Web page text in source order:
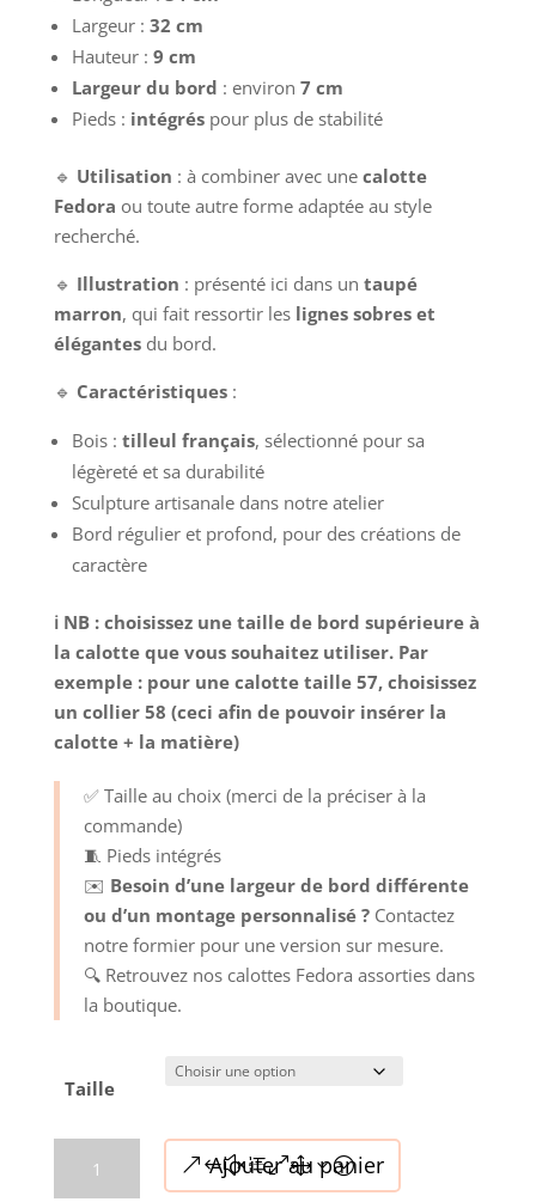
Largeur : 32 cm
Hauteur : 9 cm
Largeur du bord : environ 7 cm
Pieds : intégréspour plus de stabilité
🔹 Utilisation : à combiner avec une calotte
Fedora ou toute autre forme adaptée au style
recherché.
🔹 Illustration : présenté ici dans un taupé
marron, qui fait ressortir les lignes sobres et
élégantesdu bord.
🔹 Caractéristiques:
Bois : tilleul français, sélectionné pour sa
légèreté et sa durabilité
Sculpture artisanale dans notre atelier
Bord régulier et profond, pour des créations de
caractère
ℹ️ NB : choisissez une taille de bord supérieure à
la calotte que vous souhaitez utiliser. Par
exemple : pour une calotte taille 57, choisissez
un collier 58 (ceci afin de pouvoir insérer la
calotte + la matière)
✅ Taille au choix (merci de la préciser à la
commande)
🧵 Pieds intégrés
✉️ Besoin d’une largeur de bord différente
ou d’un montage personnalisé ?Contactez
notre formier pour une version sur mesure.
🔍 Retrouvez nos calottes Fedora assorties dans
la boutique.
Taille
Ajouter au panier